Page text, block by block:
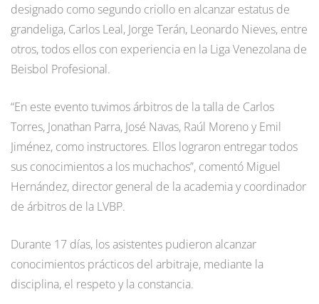
designado como segundo criollo en alcanzar estatus de
grandeliga, Carlos Leal, Jorge Terán, Leonardo Nieves, entre
otros, todos ellos con experiencia en la Liga Venezolana de
Beisbol Profesional.
“En este evento tuvimos árbitros de la talla de Carlos
Torres, Jonathan Parra, José Navas, Raúl Moreno y Emil
Jiménez, como instructores. Ellos lograron entregar todos
sus conocimientos a los muchachos”, comentó Miguel
Hernández, director general de la academia y coordinador
de árbitros de la LVBP.
Durante 17 días, los asistentes pudieron alcanzar
conocimientos prácticos del arbitraje, mediante la
disciplina, el respeto y la constancia.